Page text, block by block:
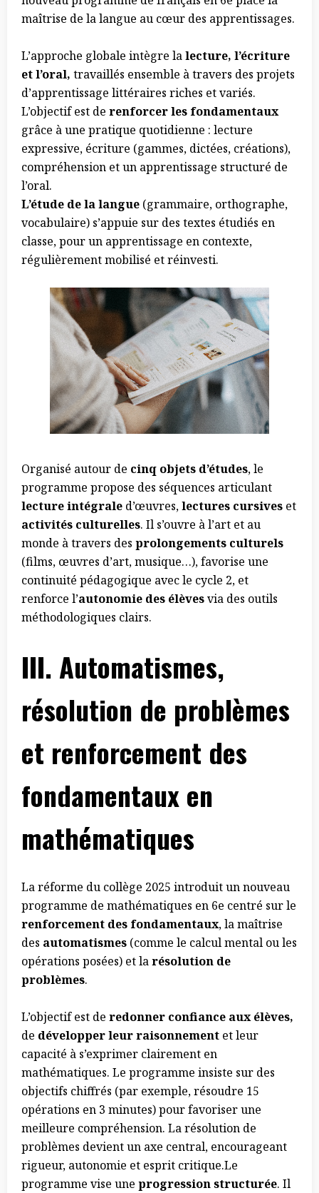
maîtrise de la langue au cœur des apprentissages.
L’approche globale intègre lalecture, l’écriture
et l’oral, travaillés ensemble à travers des projets
d’apprentissage littéraires riches et variés.
L’objectif est de renforcer les fondamentaux
grâce à une pratique quotidienne : lecture
expressive, écriture (gammes, dictées, créations),
compréhension et un apprentissage structuré de
l’oral.
L’étude de la langue (grammaire, orthographe,
vocabulaire) s’appuie sur des textes étudiés en
classe, pour un apprentissage en contexte,
régulièrement mobilisé et réinvesti.
Organisé autour de cinq objets d’études, le
programme propose des séquences articulant
lecture intégrale d’œuvres,lectures cursives et
activités culturelles. Il s’ouvre à l’art et au
monde à travers des prolongements culturels
(films, œuvres d’art, musique…), favorise une
continuité pédagogique avec le cycle 2, et
renforce l’autonomie des élèvesvia des outils
méthodologiques clairs.
III.Automatismes,
résolution de problèmes
et renforcement des
fondamentaux en
mathématiques
La réforme du collège 2025 introduit un nouveau
programme de mathématiques en 6e centré sur le
renforcement des fondamentaux, la maîtrise
des automatismes (comme le calcul mental ou les
opérations posées) et larésolution de
problèmes.
L’objectif est de redonner confiance aux élèves,
de développer leur raisonnement et leur
capacité à s’exprimer clairement en
mathématiques. Le programme insiste sur des
objectifs chiffrés (par exemple, résoudre 15
opérations en 3 minutes) pour favoriser une
meilleure compréhension. La résolution de
problèmes devient un axe central, encourageant
rigueur, autonomie et esprit critique.Le
programme vise une progression structurée. Il